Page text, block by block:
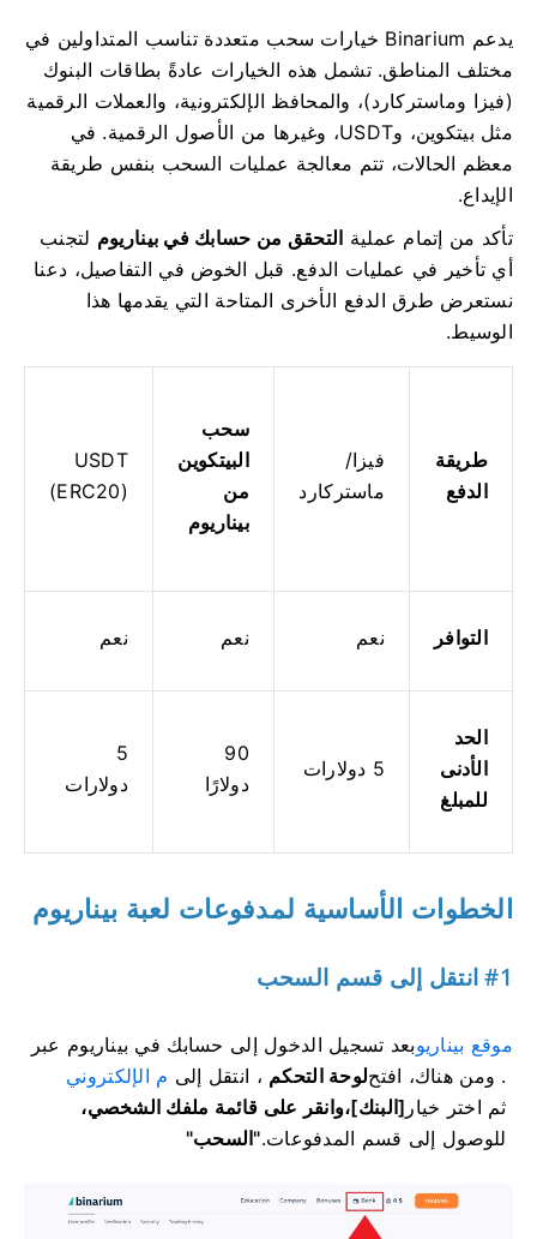
يدعم Binarium خيارات سحب متعددة تناسب المتداولين في
مختلف المناطق. تشمل هذه الخيارات عادةً بطاقات البنوك
(فيزا وماستركارد)، والمحافظ الإلكترونية، والعملات الرقمية
مثل بيتكوين، وUSDT، وغيرها من الأصول الرقمية. في
معظم الحالات، تتم معالجة عمليات السحب بنفس طريقة
الإيداع.
تأكد من إتمام عملية التحقق من حسابك في بيناريوم لتجنب
أي تأخير في عمليات الدفع. قبل الخوض في التفاصيل، دعنا
نستعرض طرق الدفع الأخرى المتاحة التي يقدمها هذا
الوسيط.
طريقة
الدفع
فيزا/
ماستركارد
سحب
البيتكوين
من
بيناريوم
USDT
(ERC20)
التوافر نعم نعم نعم
الحد
الأدنى
للمبلغ
5 دولارات
90
دولارًا
5
دولارات
الخطوات الأساسية لمدفوعات لعبة بيناريوم
#1 انتقل إلى قسم السحب
بعد تسجيل الدخول إلى حسابك في بيناريوم عبرموقع بيناريو
م الإلكتروني ، انتقل إلى لوحة التحكم. ومن هناك، افتح
قائمة ملفك الشخصي، وانقر على[البنك]، ثم اختر خيار
"السحب"للوصول إلى قسم المدفوعات.